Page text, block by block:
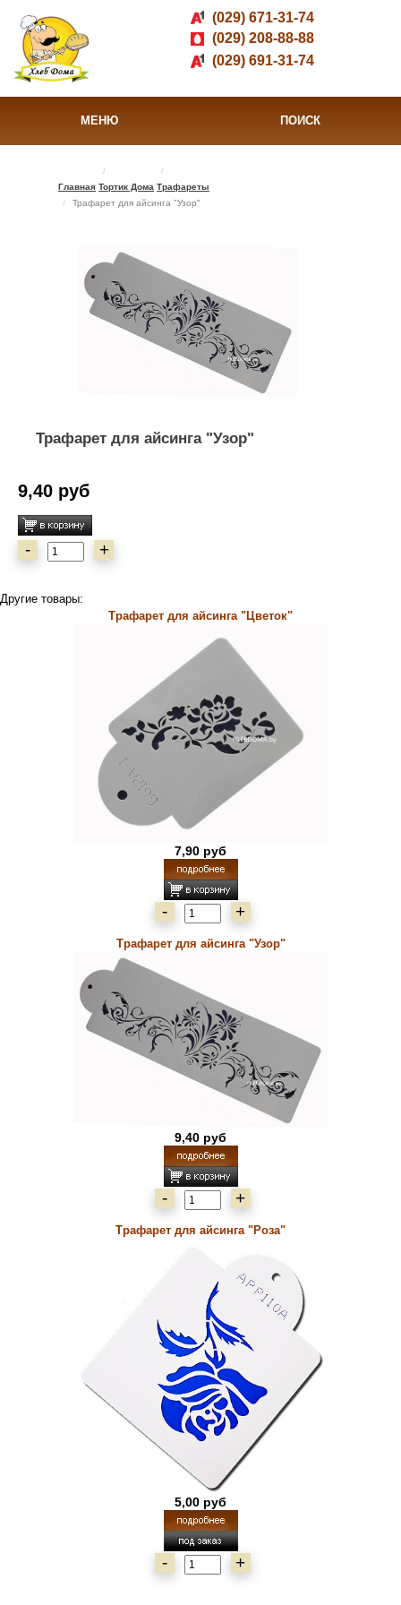
(029) 671-31-74
(029) 208-88-88
(029) 691-31-74
МЕНЮ ПОИСК
Главная Тортик Дома Трафареты
Трафарет для айсинга "Узор"
Трафарет для айсинга "Узор"
9,40 руб
- +
Другие товары:
Трафарет для айсинга "Цветок"
7,90 руб
- +
Трафарет для айсинга "Узор"
9,40 руб
- +
Трафарет для айсинга "Роза"
5,00 руб
- +